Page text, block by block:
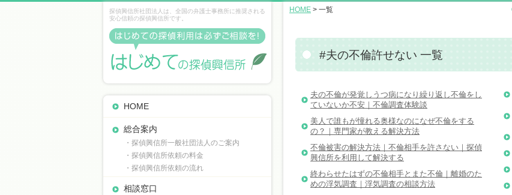
#夫の不倫許せない 一覧
夫の不倫が発覚しうつ病になり繰り返し不倫をし
ていないか不安｜不倫調査体験談
美人で誰もが憧れる奥様なのになぜ不倫をする
の？｜専門家が教える解決方法
不倫被害の解決方法｜不倫相手を許さない｜探偵
興信所を利用して解決する
終わらせたはずの不倫相手とまた不倫｜離婚のた
めの浮気調査｜浮気調査の相談方法
探偵興信所社団法人は、全国の弁護士事務所に推奨される
安心信頼の探偵興信所です。
HOME
総合案内
・探偵興信所一般社団法人のご案内
・探偵興信所依頼の料金
・探偵興信所依頼の流れ
相談窓口
HOME > 一覧